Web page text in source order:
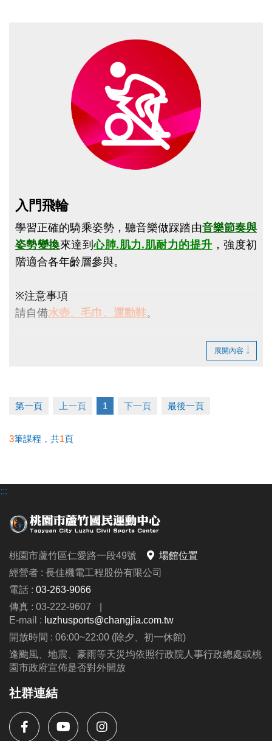
入門飛輪
學習正確的騎乘姿勢，聽音樂做踩踏由音樂節奏與
姿勢變換來達到心肺.肌力.肌耐力的提升 ，強度初
階適合各年齡層參與。
※注意事項
請自備水壺、毛巾、運動鞋。
展開內容
第一頁 上一頁 1 下一頁 最後一頁
3筆課程，共1頁
:::
桃園市蘆竹區仁愛路一段49號
場館位置
經營者 : 長佳機電工程股份有限公司
電話 : 03-263-9066
傳真 : 03-222-9607
|
E-mail : luzhusports@changjia.com.tw
開放時間 : 06:00~22:00 (除夕、初一休館)
逢颱風、地震、豪雨等天災均依照行政院人事行政總處或桃
園市政府宣佈是否對外開放
社群連結